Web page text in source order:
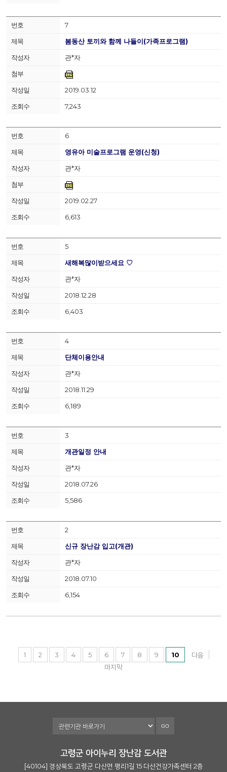
7
봄동산 토끼와 함께 나들이(가족프로그램)
관*자
2019.03.12
7,243
6
영유아 미술프로그램 운영(신청)
관*자
2019.02.27
6,613
5
새해복많이받으세요 ♡
관*자
2018.12.28
6,403
4
단체이용안내
관*자
2018.11.29
6,189
3
개관일정 안내
관*자
2018.07.26
5,586
2
신규 장난감 입고(개관)
관*자
2018.07.10
6,154
1 2 3 4 5 6 7 8 9 10
다음
마지막
고령군 아이누리 장난감 도서관
[40104] 경상북도 고령군 다산면 평리1길 15 다산건강가족센터 2층
GO